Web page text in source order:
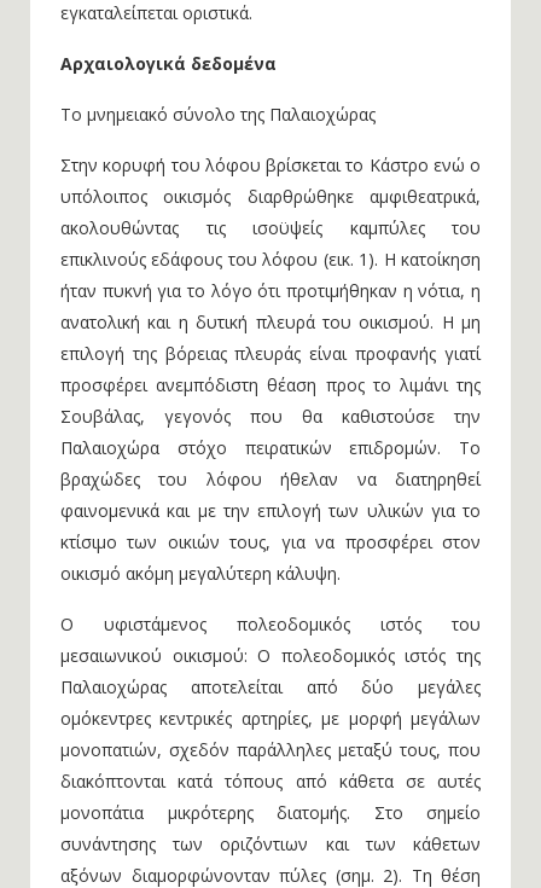
εγκαταλείπεται οριστικά.
Αρχαιολογικά δεδομένα
Το μνημειακό σύνολο της Παλαιοχώρας
Στην κορυφή του λόφου βρίσκεται το Κάστρο ενώ ο
υπόλοιπος οικισμός διαρθρώθηκε αμφιθεατρικά,
ακολουθώντας τις ισοϋψείς καμπύλες του
επικλινούς εδάφους του λόφου (εικ. 1). Η κατοίκηση
ήταν πυκνή για το λόγο ότι προτιμήθηκαν η νότια, η
ανατολική και η δυτική πλευρά του οικισμού. Η μη
επιλογή της βόρειας πλευράς είναι προφανής γιατί
προσφέρει ανεμπόδιστη θέαση προς το λιμάνι της
Σουβάλας, γεγονός που θα καθιστούσε την
Παλαιοχώρα στόχο πειρατικών επιδρομών. Το
βραχώδες του λόφου ήθελαν να διατηρηθεί
φαινομενικά και με την επιλογή των υλικών για το
κτίσιμο των οικιών τους, για να προσφέρει στον
οικισμό ακόμη μεγαλύτερη κάλυψη.
Ο υφιστάμενος πολεοδομικός ιστός του
μεσαιωνικού οικισμού: Ο πολεοδομικός ιστός της
Παλαιοχώρας αποτελείται από δύο μεγάλες
ομόκεντρες κεντρικές αρτηρίες, με μορφή μεγάλων
μονοπατιών, σχεδόν παράλληλες μεταξύ τους, που
διακόπτονται κατά τόπους από κάθετα σε αυτές
μονοπάτια μικρότερης διατομής. Στο σημείο
συνάντησης των οριζόντιων και των κάθετων
αξόνων διαμορφώνονταν πύλες (σημ. 2). Τη θέση